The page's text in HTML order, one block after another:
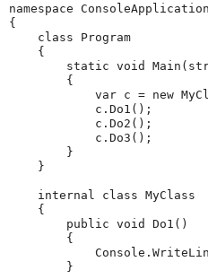
namespace
{
    class Program
    {
static void
        {
var c = new
            c.Do1();
            c.Do2();
            c.Do3();
        }
    }
    internal class MyClass
    {
        public void Do1()
        {
        }